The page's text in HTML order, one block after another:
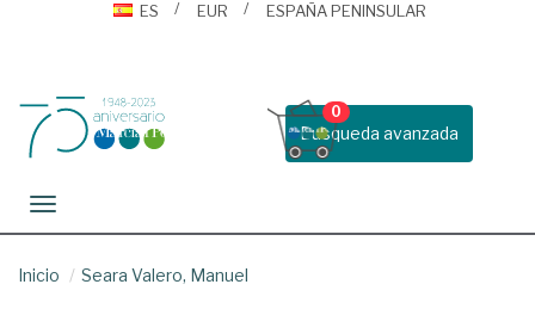
ES
EUR ESPAÑA PENINSULAR
Busqueda avanzada
0
Toggle navigation
Inicio Seara Valero, Manuel